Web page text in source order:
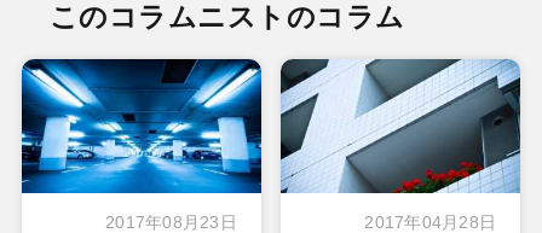
このコラムニストのコラム
2017年08月23日 2017年04月28日